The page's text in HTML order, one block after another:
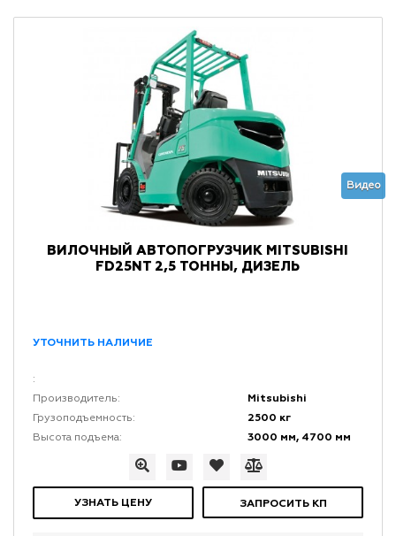
Видео
ВИЛОЧНЫЙ АВТОПОГРУЗЧИК MITSUBISHI
FD25NT 2,5 ТОННЫ, ДИЗЕЛЬ
УТОЧНИТЬ НАЛИЧИЕ
:
Производитель:
Mitsubishi
Грузоподъемность: 2500 кг
Высота подъема: 3000 мм, 4700 мм
УЗНАТЬ ЦЕНУ ЗАПРОСИТЬ КП